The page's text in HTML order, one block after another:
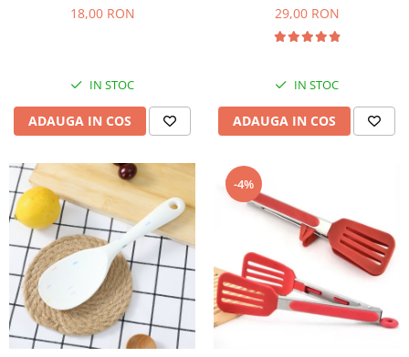
pentru oale fierbinti
18,00 RON
IN STOC
ADAUGA IN COS
aluat, 40x50cm
29,00 RON
IN STOC
ADAUGA IN COS
-4%